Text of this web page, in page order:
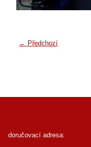
← Předchozí
doručovací adresa: